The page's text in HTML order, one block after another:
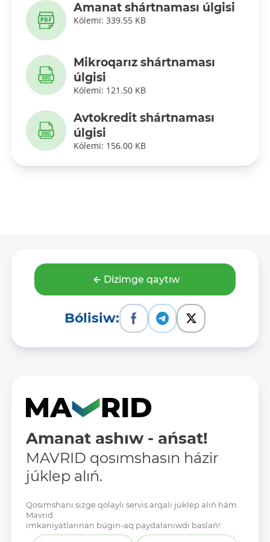
Amanat shártnaması úlgisi
Kólemi: 339.55 KB
Mikroqarız shártnaması
úlgisi
Kólemi: 121.50 KB
Avtokredit shártnaması
úlgisi
Kólemi: 156.00 KB
Dizimge qaytıw
Bólisiw:
Amanat ashıw - ańsat!
MAVRID qosımshasın házir
júklep alıń.
Qosımshanı sizge qolaylı servis arqalı júklep alıń hám
Mavrid
imkaniyatlarınan búgin-aq paydalanıwdı baslań!: